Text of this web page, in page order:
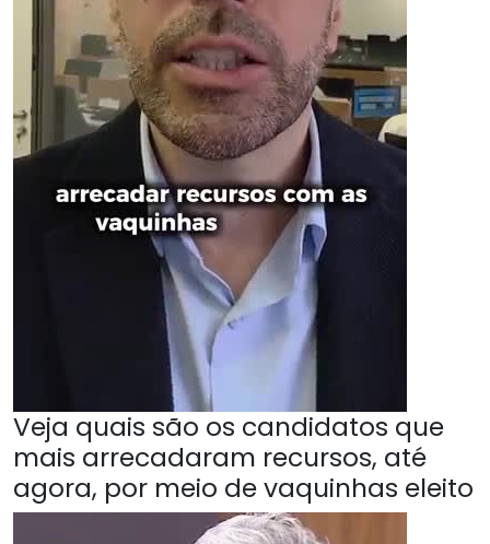
Veja quais são os candidatos que
mais arrecadaram recursos, até
agora, por meio de vaquinhas eleito